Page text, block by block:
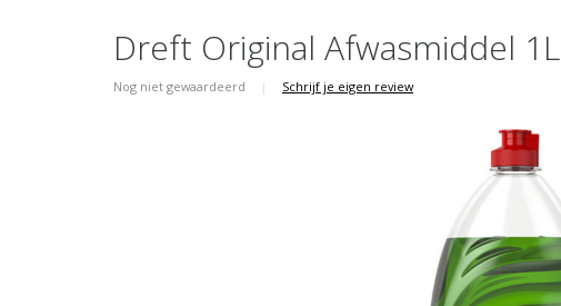
Dreft Original Afwasmiddel 1L
Nog niet gewaardeerd | Schrijf je eigen review